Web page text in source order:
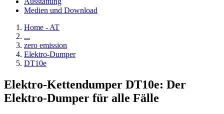
Medien und Download
Home - AT
...
zero emission
Elektro-Dumper
DT10e
Elektro-Kettendumper DT10e: Der
Elektro-Dumper für alle Fälle